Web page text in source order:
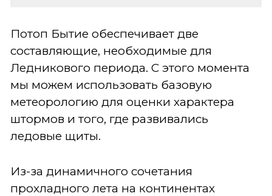
Потоп Бытие обеспечивает две
составляющие, необходимые для
Ледникового периода. С этого момента
мы можем использовать базовую
метеорологию для оценки характера
штормов и того, где развивались
ледовые щиты.
Из-за динамичного сочетания
прохладного лета на континентах